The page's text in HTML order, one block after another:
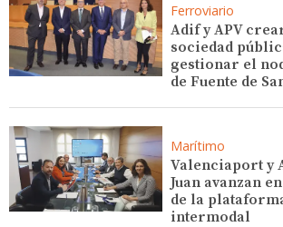
Ferroviario
Adif y APV
sociedad
gestionar el
de Fuente de
Marítimo
Valenciaport y
Juan avanzan
de la
intermodal